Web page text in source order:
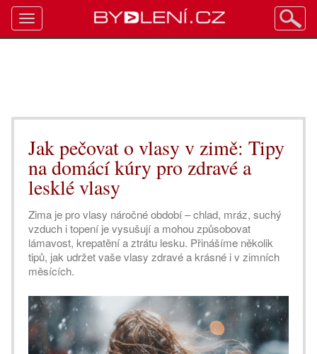
Jak pečovat o vlasy v zimě: Tipy
na domácí kúry pro zdravé a
lesklé vlasy
Zima je pro vlasy náročné období – chlad, mráz, suchý
vzduch i topení je vysušují a mohou způsobovat
lámavost, krepatění a ztrátu lesku. Přinášíme několik
tipů, jak udržet vaše vlasy zdravé a krásné i v zimních
měsících.
Toggle
navigation